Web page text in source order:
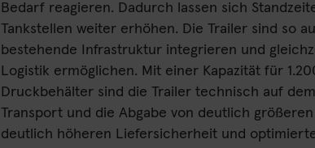
Bedarf reagieren. Dadurch lassen sich
Tankstellen weiter erhöhen. Die Trailer sind so
bestehende Infrastruktur integrieren und
Logistik ermöglichen. Mit einer Kapazität für
Druckbehälter sind die Trailer technisch auf
Transport und die Abgabe von deutlich
deutlich höheren Liefersicherheit und